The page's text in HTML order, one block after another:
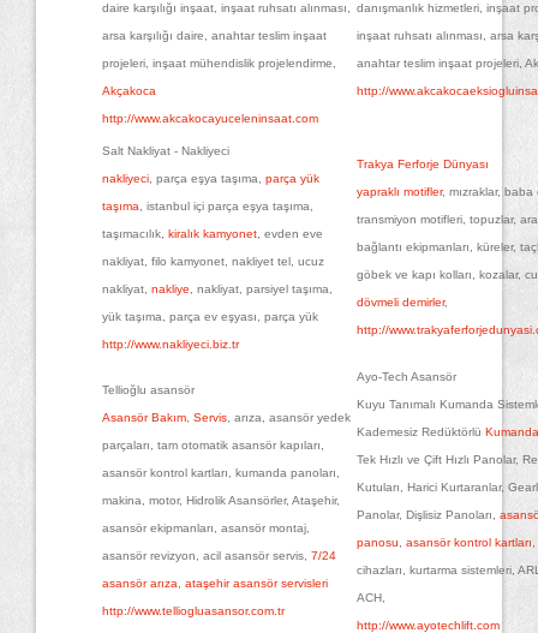
daire karşılığı inşaat, inşaat ruhsatı alınması,
arsa karşılığı daire, anahtar teslim inşaat
projeleri, inşaat mühendislik projelendirme,
Akçakoca
http://www.akcakocayuceleninsaat.com
danışmanlık hizmetleri, inşaat
inşaat ruhsatı alınması, arsa
anahtar teslim inşaat projeleri,
http://
Salt Nakliyat - Nakliyeci
nakliyeci, parça eşya taşıma, parça yük
taşıma , istanbul içi parça eşya taşıma,
taşımacılık, kiralık kamyonet, evden eve
nakliyat, filo kamyonet, nakliyet tel, ucuz
nakliyat, nakliye , nakliyat, parsiyel taşıma,
yük taşıma, parça ev eşyası, parça yük
http://www.nakliyeci.biz.tr
Trakya Ferforje Dünyası
yapraklı motifler, mızraklar, baba
transmiyon motifleri, topuzlar,
bağlantı ekipmanları, küreler,
göbek ve kapı kolları, kozalar,
dövmeli demirler,
http://
Tellioğlu asansör
Asansör Bakım, Servis, arıza, asansör yedek
parçaları, tam otomatik asansör kapıları,
asansör kontrol kartları, kumanda panoları,
makina, motor, Hidrolik Asansörler, Ataşehir,
asansör ekipmanları, asansör montaj,
asansör revizyon, acil asansör servis, 7/24
asansör arıza ataşehir asansör servisleri
http://www.telliogluasansor.com.tr
Ayo-Tech Asansör
Kuyu Tanımalı Kumanda
Kademesiz Redüktörlü
Tek Hızlı ve Çift Hızlı Panolar,
Kutuları, Harici Kurtaranlar,
Panolar, Dişlisiz Panoları,
panosu asansör kontrol kartları
cihazları, kurtarma sistemleri,
ACH,
http://www.ayotechlift.com